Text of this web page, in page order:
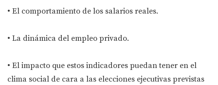
• El comportamiento de los salarios reales.
• La dinámica del empleo privado.
• El impacto que estos indicadores puedan tener en el
clima social de cara a las elecciones ejecutivas previstas